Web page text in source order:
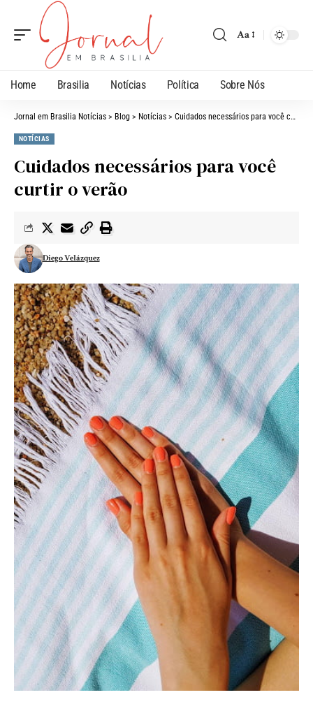
Aa
Home Brasilia Notícias Política Sobre Nós
Jornal em Brasilia Notícias > Blog > Notícias > Cuidados necessários para você curtir o verão
NOTÍCIAS
Cuidados necessários para você
curtir o verão
Diego Velázquez